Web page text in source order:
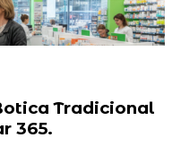
Tradicional
365.